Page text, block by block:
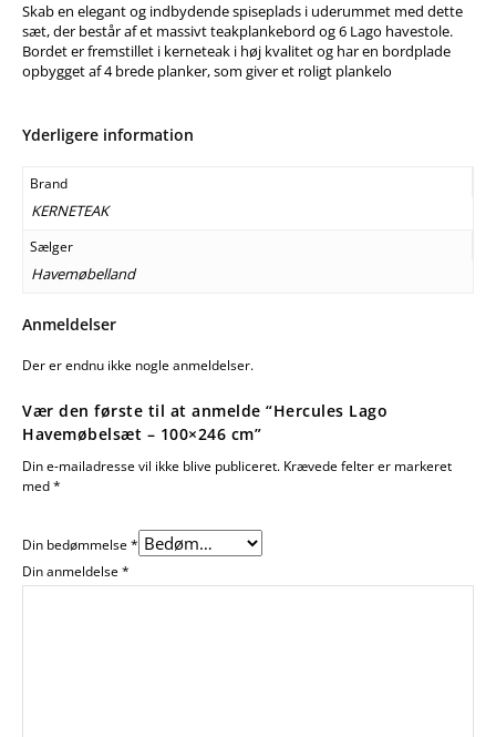
Skab en elegant og indbydende spiseplads i uderummet med dette
sæt, der består af et massivt teakplankebord og 6 Lago havestole.
Bordet er fremstillet i kerneteak i høj kvalitet og har en bordplade
opbygget af 4 brede planker, som giver et roligt plankelo
Yderligere information
Brand
KERNETEAK
Sælger
Havemøbelland
Anmeldelser
Der er endnu ikke nogle anmeldelser.
Vær den første til at anmelde “Hercules Lago
Havemøbelsæt – 100×246 cm”
Din e-mailadresse vil ikke blive publiceret. Krævede felter er markeret
med*
Din bedømmelse*
Din anmeldelse*